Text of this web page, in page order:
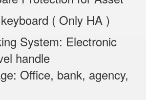
( Only HA )
System: Electronic
handle
Office, bank, agency,